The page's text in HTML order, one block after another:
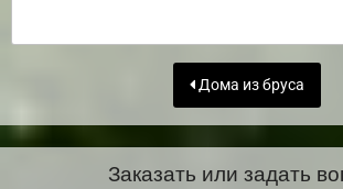
Дома из бруса
Заказать или задать